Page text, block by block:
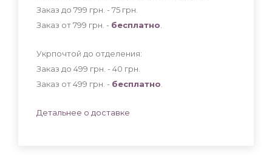
Заказ до 799 грн. - 75 грн
Заказ от 799 грн. - бесплатно
Укрпочтой до отделения:
Заказ до 499 грн. - 40 грн
Заказ от 499 грн. - бесплатно
Детальнее о доставке